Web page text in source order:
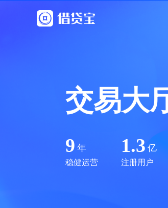
交易大
9 年
稳健运营
1.3 亿
注册用户